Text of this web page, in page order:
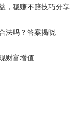
，稳赚不赔技巧分享
法吗？答案揭晓
财富增值